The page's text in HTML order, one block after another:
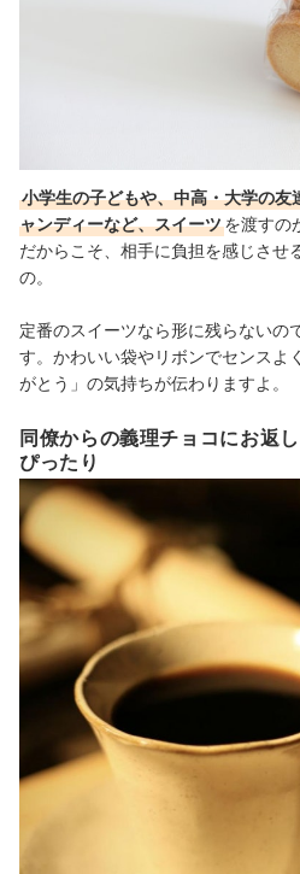
小学生の子どもや、中高・大学の友
ャンディーなど、スイーツを渡すの
だからこそ、相手に負担を感じさせ
の。
定番のスイーツなら形に残らないの
す。かわいい袋やリボンでセンスよ
がとう」の気持ちが伝わりますよ。
同僚からの義理チョコにお返
ぴったり